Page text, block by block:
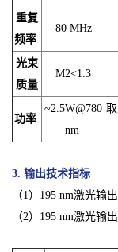
重复
频率
80 MHz
光束
质量
M2<1.3
功率
~2.5W@780
nm
3. 输出技术指标
（1）195 nm激光输
（2）195 nm激光输